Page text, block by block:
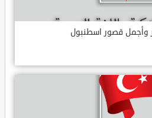
قصور اسطنبول